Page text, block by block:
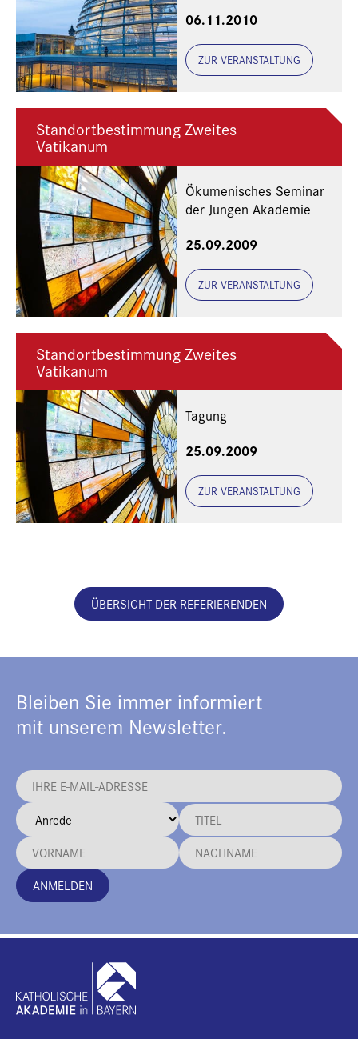
06.11.2010
ZUR VERANSTALTUNG
Standortbestimmung Zweites
Vatikanum
Ökumenisches Seminar
der Jungen Akademie
25.09.2009
ZUR VERANSTALTUNG
Standortbestimmung Zweites
Vatikanum
Tagung
25.09.2009
ZUR VERANSTALTUNG
ÜBERSICHT DER REFERIERENDEN
Bleiben Sie immer informiert
mit unserem Newsletter.
ANMELDEN